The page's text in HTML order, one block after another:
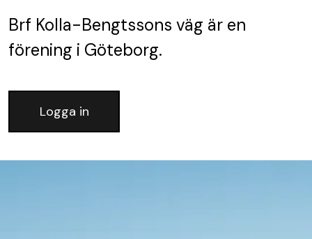
Brf Kolla-Bengtssons väg är en
förening i Göteborg.
Logga in